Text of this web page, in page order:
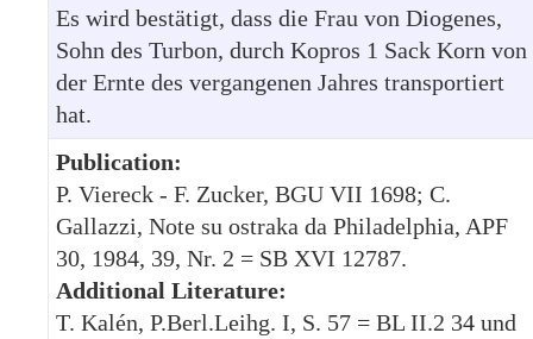
Es wird bestätigt, dass die Frau von Diogenes,
Sohn des Turbon, durch Kopros 1 Sack Korn von
der Ernte des vergangenen Jahres transportiert
hat.
Publication:
P. Viereck - F. Zucker, BGU VII 1698; C.
Gallazzi, Note su ostraka da Philadelphia, APF
30, 1984, 39, Nr. 2 = SB XVI 12787.
Additional Literature:
T. Kalén, P.Berl.Leihg. I, S. 57 = BL II.2 34 und